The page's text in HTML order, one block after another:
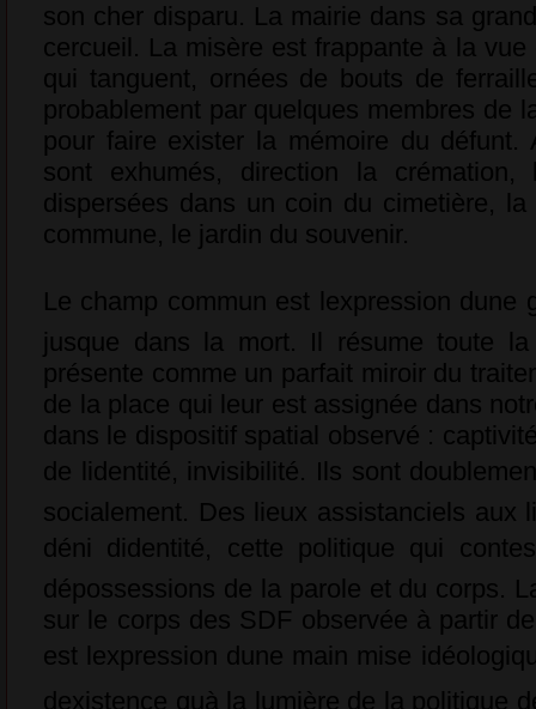
son cher disparu. La mairie dans sa
cercueil. La misère est frappante à la
qui tanguent, ornées de bouts de
probablement par quelques membres de
pour faire exister la mémoire du
sont exhumés, direction la
dispersées dans un coin du cimetière,
commune, le jardin du souvenir.
Le champ commun est lexpression
jusque dans la mort. Il résume toute
présente comme un parfait miroir du
de la place qui leur est assignée dans
dans le dispositif spatial observé :
de lidentité, invisibilité. Ils sont
socialement. Des lieux assistanciels aux
déni didentité, cette politique qui
dépossessions de la parole et du corps.
sur le corps des SDF observée à partir
est lexpression dune main mise
dexistence quà la lumière de la politique